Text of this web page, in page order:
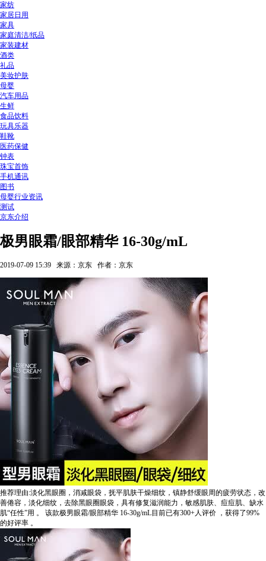
家纺
家居日用
家具
家庭清洁/纸品
家装建材
酒类
礼品
美妆护肤
母婴
汽车用品
生鲜
食品饮料
玩具乐器
鞋靴
医药保健
钟表
珠宝首饰
手机通讯
图书
母婴行业资讯
测试
京东介绍
极男眼霜/眼部精华 16-30g/mL
2019-07-09 15:39 来源：京东 作者：京东
推荐理由:淡化黑眼圈，消减眼袋，抚平肌肤干燥细纹，镇静舒缓眼周的疲劳状态，改
善倦容，淡化细纹，去除黑眼圈眼袋，具有修复滋润能力，敏感肌肤、痘痘肌、缺水
肌“任性”用 。
该款极男眼霜/眼部精华 16-30g/mL目前已有300+人评价 ，获得了99%
的好评率 。